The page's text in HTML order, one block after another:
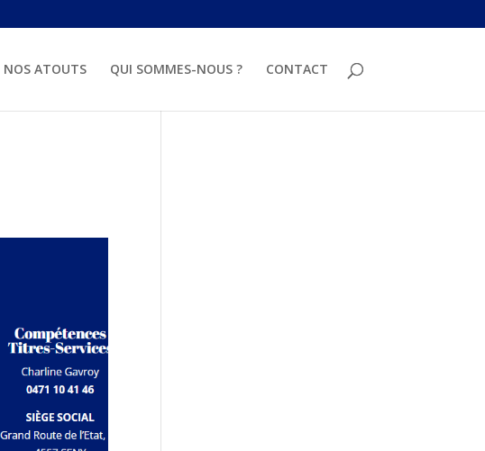
NOS ATOUTS QUI SOMMES-NOUS ? CONTACT